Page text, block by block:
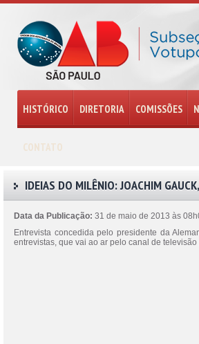
HISTÓRICO DIRETORIA COMISSÕES
CONTATO
IDEIAS DO MILÊNIO: JOACHIM
Data da Publicação: 31 de maio de 2013 às
Entrevista concedida pelo presidente da
entrevistas, que vai ao ar pelo canal de